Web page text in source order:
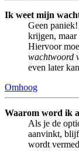
Ik weet mijn
Geen
krijgen, maar
Hiervoor
wachtwoord
even later
Omhoog
Waarom word ik
Als je de
aanvinkt,
wordt